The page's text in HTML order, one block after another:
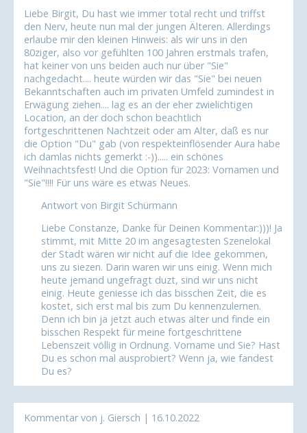
Liebe Birgit, Du hast wie immer total recht und triffst
den Nerv, heute nun mal der jungen Älteren. Allerdings
erlaube mir den kleinen Hinweis: als wir uns in den
80ziger, also vor gefühlten 100 Jahren erstmals trafen,
hat keiner von uns beiden auch nur über "Sie"
nachgedacht.... heute würden wir das "Sie" bei neuen
Bekanntschaften auch im privaten Umfeld zumindest in
Erwägung ziehen.... lag es an der eher zwielichtigen
Location, an der doch schon beachtlich
fortgeschrittenen Nachtzeit oder am Alter, daß es nur
die Option "Du" gab (von respekteinflösender Aura habe
ich damlas nichts gemerkt :-))..... ein schönes
Weihnachtsfest! Und die Option für 2023: Vornamen und
"Sie"!!!! Für uns wäre es etwas Neues.
Antwort von Birgit Schürmann
Liebe Constanze, Danke für Deinen Kommentar:)))! Ja
stimmt, mit Mitte 20 im angesagtesten Szenelokal
der Stadt wären wir nicht auf die Idee gekommen,
uns zu siezen. Darin waren wir uns einig. Wenn mich
heute jemand ungefragt duzt, sind wir uns nicht
einig. Heute geniesse ich das bisschen Zeit, die es
kostet, sich erst mal bis zum Du kennenzulernen.
Denn ich bin ja jetzt auch etwas älter und finde ein
bisschen Respekt für meine fortgeschrittene
Lebenszeit völlig in Ordnung. Vorname und Sie? Hast
Du es schon mal ausprobiert? Wenn ja, wie fandest
Du es?
Kommentar von j. Giersch | 16.10.2022